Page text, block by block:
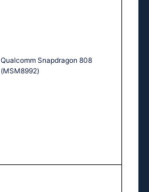
Quаlсоmm Snарdrаgоn 808
(МSМ8992)